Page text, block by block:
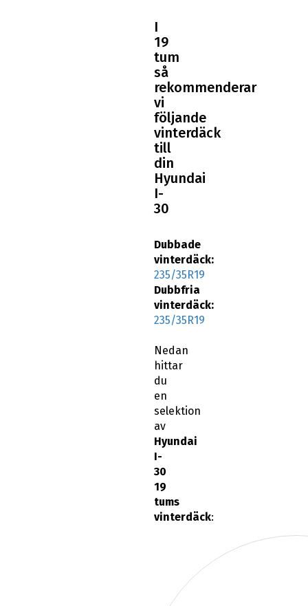
I
19
tum
så
rekommenderar
vi
följande
vinterdäck
till
din
Hyundai
I-
30
Dubbade
vinterdäck:
235/35R19
Dubbfria
vinterdäck:
235/35R19
Nedan
hittar
du
en
selektion
av
Hyundai
I-
30
19
tums
vinterdäck: